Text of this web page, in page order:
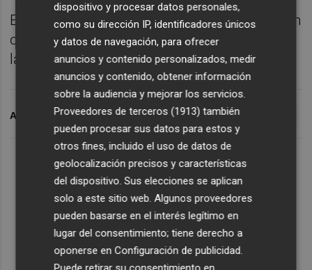
En su primer año en el club, Pacheta también
contó con Javier López de forma puntual en
las últimas jornadas de Liga.
ARCHIVADO EN DIEGO BRI ELCHE CF EXTREMADURA UD
dispositivo y procesar datos personales,
como su dirección IP, identificadores únicos
y datos de navegación, para ofrecer
anuncios y contenido personalizados, medir
anuncios y contenido, obtener información
sobre la audiencia y mejorar los servicios.
Proveedores de terceros (1913) también
pueden procesar sus datos para estos y
otros fines, incluido el uso de datos de
geolocalización precisos y características
del dispositivo. Sus elecciones se aplican
solo a este sitio web. Algunos proveedores
pueden basarse en el interés legítimo en
lugar del consentimiento; tiene derecho a
oponerse enConfiguración de publicidad.